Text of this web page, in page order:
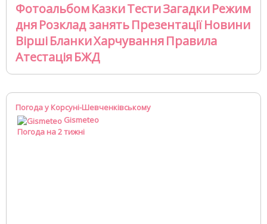
ФотоальбомКазкиТестиЗагадкиРежим
дняРозклад занятьПрезентаціїНовини
ВіршіБланкиХарчуванняПравила
АтестаціяБЖД
Погода у Корсуні-Шевченківському
Gismeteo
Погода на 2 тижні